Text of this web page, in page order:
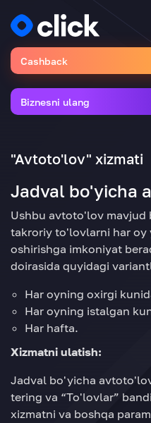
Cashback
Biznesni ulang
"Avtoto'lov" xizmati
Jadval bo'yicha
Ushbu avtoto'lov mavjud
takroriy to'lovlarni har oy
oshirishga imkoniyat
doirasida quyidagi
Har oyning oxirgi
Har oyning istalgan
Har hafta.
Xizmatni ulatish:
Jadval bo'yicha
tering va “To'lovlar”
xizmatni va boshqa